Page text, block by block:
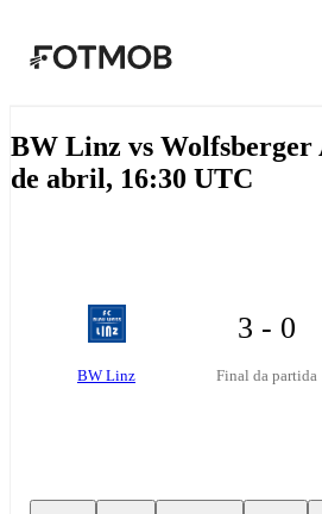
BW Linz vs
de abril, 16:30 UTC
BW Linz
3 - 0
Final da partida